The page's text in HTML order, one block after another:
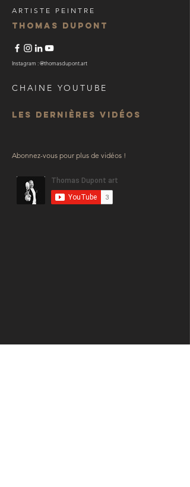
ARTISTE PEINTRE
THOMAS DUPONT
Instagram : @thomasdupont.art
CHAINE YOUTUBE
Les dernières vidéos
Abonnez-vous pour plus de vidéos !